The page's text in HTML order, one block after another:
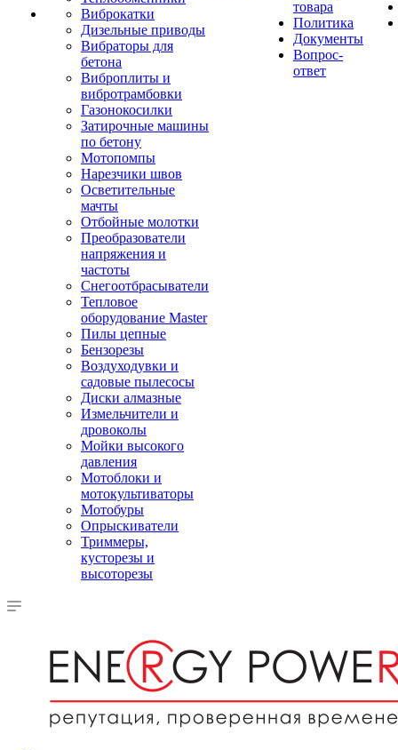
Виброкатки
Дизельные приводы
Вибраторы для
бетона
Виброплиты и
вибротрамбовки
Газонокосилки
Затирочные машины
по бетону
Мотопомпы
Нарезчики швов
Осветительные
мачты
Отбойные молотки
Преобразователи
напряжения и
частоты
Снегоотбрасыватели
Тепловое
оборудование Master
Пилы цепные
Бензорезы
Воздуходувки и
садовые пылесосы
Диски алмазные
Измельчители и
дровоколы
Мойки высокого
давления
Мотоблоки и
мотокультиваторы
Мотобуры
Опрыскиватели
Триммеры,
кусторезы и
высоторезы
товара
Политика
Документы
Вопрос-
ответ